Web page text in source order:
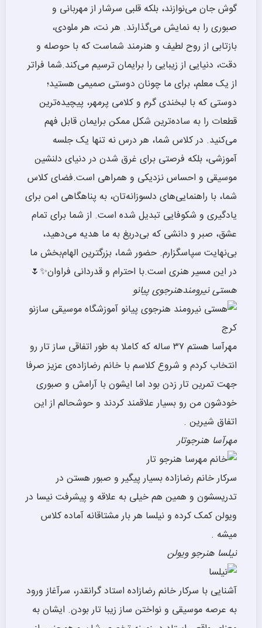
گوش جان می‌نوازند، بلکه قلبی سرشار از مهربانی و
صبوری را به نمایش می‌گذارند. هر نت، هر ملودی،
بازتابی از روح لطیف و هنرمند شماست که با حوصله و
دقت، دنیایی از زیبایی را برایمان ترسیم می‌کند.شما فراتر
از یک معلم، برای ما چونان دوستی صمیمی هستید؛
دوستی که با لبخندی گرم و کلامی پرمهر، پیچیده‌ترین
قطعات را به ساده‌ترین شکل ممکن برایمان قابل فهم
می‌کنید. در کلاس شما، هر درس نه تنها یک جلسه
آموزشی، بلکه فرصتی برای غرق شدن در دنیای دلنشین
موسیقی و احساس نزدیکی و همراهی است.فضای کلاس
شما، با راهنمایی‌های دلسوزانه‌تان، به پناهگاهی امن برای
یادگیری و شکوفایی تبدیل شده است. از شما برای تمام
عشق، صبر و دانشی که بی‌دریغ به ما هدیه می‌دهید،
بی‌نهایت سپاسگزارم. حضور شما، بزرگترین الهام‌بخش ما
در این مسیر هنری است.با احترام و قدردانی فراوان✨🌷
هستی نیرومندهنرجوی پیانو
مهرآسا هستم ۳۷ ساله که کاملا به طور اتفاقی ساز تار رو
انتخاب کردم و شروع کلاسم با خانم رضازاده‌ی عزیز صرفا
جهت تمرین تار زدن بود اما ایشون با آرامش و صبوری
خودشون من رو بسیار علاقمند کردند و حوشحالم از این
اتفاق شیرین .
مهرآسا هنرجوتار
سرکار خانم رضازاده بسیار پیگیر و صبور هستن در
تدریسشون و همین هم خیلی به علاقه و پیشرفت نیسا در
ویولن کمک کرده و نیلسا هر بار مشتاقانه آماده کلاس
میشه .
نیلسا هنرجو ویولن
آشنایی با سرکار خانم رضازاده استاد گرانقدر، سرآغاز ورود
به عرصه موسیقی و نواختن ساز زیبا تار بودن. ایشان به